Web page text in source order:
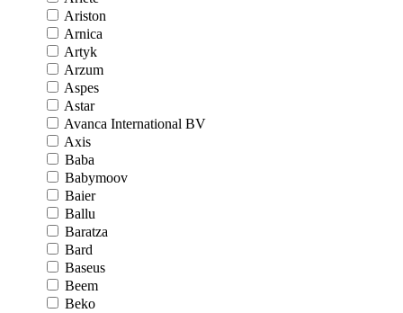
Ariston
Arnica
Artyk
Arzum
Aspes
Astar
Avanca International BV
Axis
Baba
Babymoov
Baier
Ballu
Baratza
Bard
Baseus
Beem
Beko